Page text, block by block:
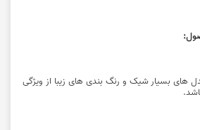
بسیار شیک و رنگ بندی های زیبا از ویژگی